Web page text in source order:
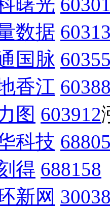
数据
国脉
香江
图 603912
科技
得 688158
新网